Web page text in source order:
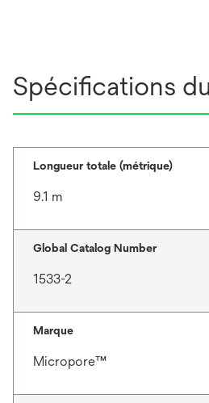
Spécifications
Longueur totale (métrique)
9.1 m
Global Catalog Number
1533-2
Marque
Micropore™